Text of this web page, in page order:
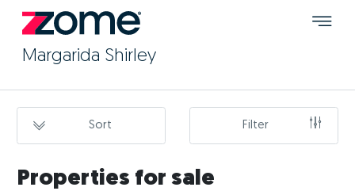
Margarida Shirley
Sort Filter
Properties for sale